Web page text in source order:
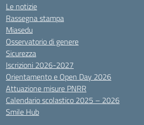
Le notizie
Rassegna stampa
Miasedu
Osservatorio di genere
Sicurezza
Iscrizioni 2026-2027
Orientamento e Open Day 2026
Attuazione misure PNRR
Calendario scolastico 2025 – 2026
Smile Hub